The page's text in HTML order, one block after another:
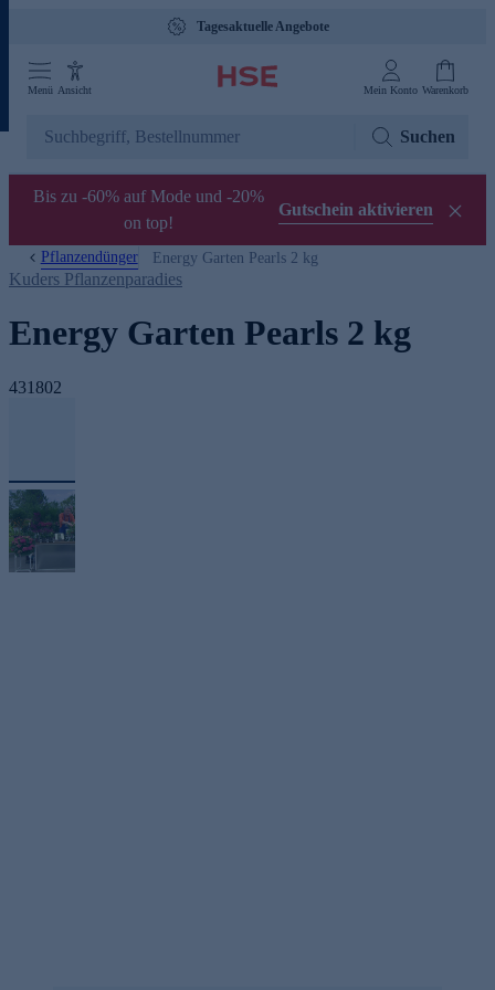
Tagesaktuelle Angebote
Menü Ansicht Mein Konto Warenkorb
Suchen
Bis zu -60% auf Mode und -20%
on top!
Gutschein aktivieren
Pflanzendünger Energy Garten Pearls 2 kg
Kuders Pflanzenparadies
Energy Garten Pearls 2 kg
431802